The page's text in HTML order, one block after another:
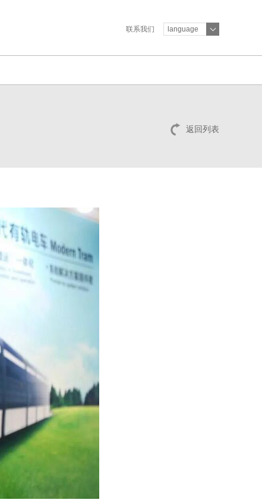
联系我们 language
返回列表